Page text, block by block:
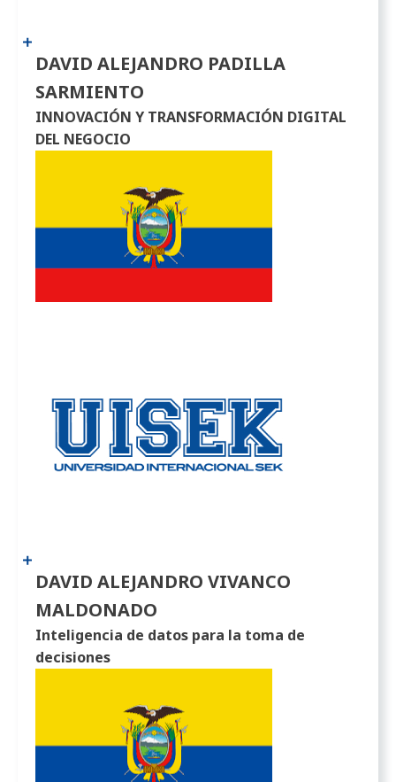
DAVID ALEJANDRO PADILLA
SARMIENTO
INNOVACIÓN Y TRANSFORMACIÓN DIGITAL
DEL NEGOCIO
DAVID ALEJANDRO VIVANCO
MALDONADO
Inteligencia de datos para la toma de
decisiones